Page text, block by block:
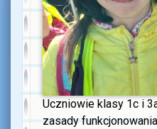
Uczniowie klasy 1c i
zasady